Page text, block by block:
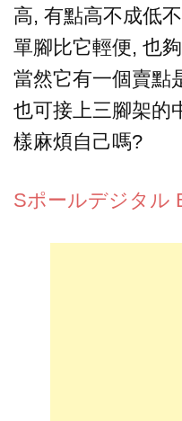
高, 有點高不成低
單腳比它輕便, 也
當然它有一個賣點
也可接上三腳架的
樣麻煩自己嗎?
Sポールデジタル